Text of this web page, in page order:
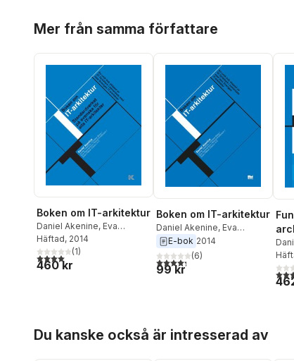
Mer från samma författare
Boken om IT-arkitektur
Daniel Akenine, Eva
Kammerfors
Toftefors,
Olsson,Robert Folkesson
Häftad, 2014
4,0utav 5 stjärnor. Totalt antal röster:
(1)
460 kr
Boken om IT-arkitektur
Daniel Akenine, Eva
Kammerfors,Jonas
Toftefors,Sven-Håkan
Olsson,
E-bok 2014
4,3utav 5 stjärnor. Totalt antal
(6)
99 kr
4,0
Du kanske också är intresserad av